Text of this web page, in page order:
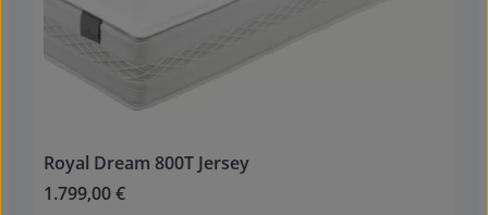
Royal Dream 800T Jersey
Regulärer Preis:
1.799,00 €